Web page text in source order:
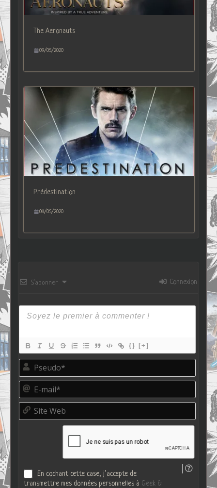
The Aeronauts
09/05/2020
Prédestination
08/05/2020
S’abonner Connexion
{} [+]
P
e
d
o
E
m
i
S
t
En cochant cette case, j’accepte de
transmettre mes données personnelles à Geek &